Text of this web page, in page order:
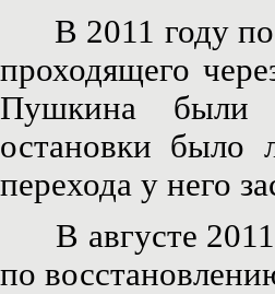
В 2011 году
проходящего
Пушкина были
остановки было
перехода у него
В августе 2011
по